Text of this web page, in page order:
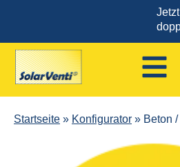
Jetzt
Startseite » Konfigurator » Beton